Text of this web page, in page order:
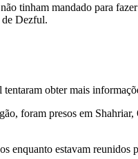
tinham mandado para
de Dezful.
obter mais
foram presos em
enquanto estavam